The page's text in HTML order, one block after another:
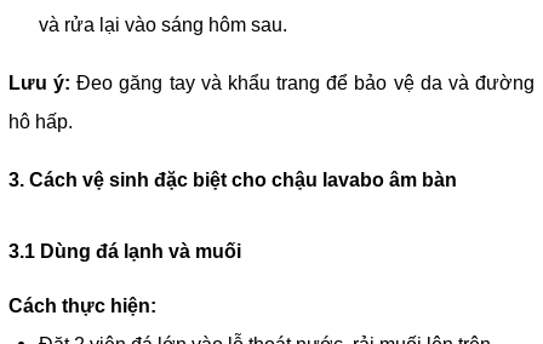
và rửa lại vào sáng hôm sau.
Lưu ý: Đeo găng tay và khẩu trang để bảo vệ da và đường
hô hấp.
3. Cách vệ sinh đặc biệt cho chậu lavabo âm bàn
3.1 Dùng đá lạnh và muối
Cách thực hiện: